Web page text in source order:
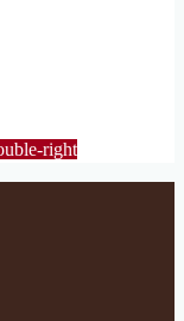
right